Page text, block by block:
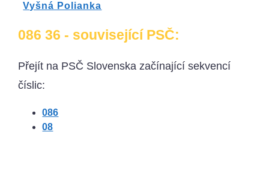
Vyšná Polianka
086 36 - související PSČ:
Přejít na PSČ Slovenska začínající sekvencí
číslic:
086
08